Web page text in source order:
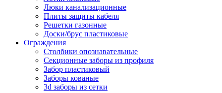
Люки канализационные
Плиты защиты кабеля
Решетки газонные
Доски/брус пластиковые
Ограждения
Столбики опознавательные
Секционные заборы из профиля
Забор пластиковый
Заборы кованые
3d заборы из сетки